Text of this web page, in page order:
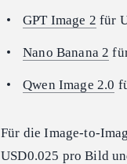
GPT Image 2 für
Nano Banana 2
Qwen Image 2.0
Für die Image-to-
USD0.025 pro Bild